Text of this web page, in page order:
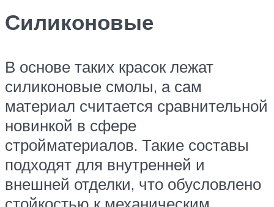
Силиконовые
В основе таких красок лежат
силиконовые смолы, а сам
материал считается сравнительной
новинкой в сфере
стройматериалов. Такие составы
подходят для внутренней и
внешней отделки, что обусловлено